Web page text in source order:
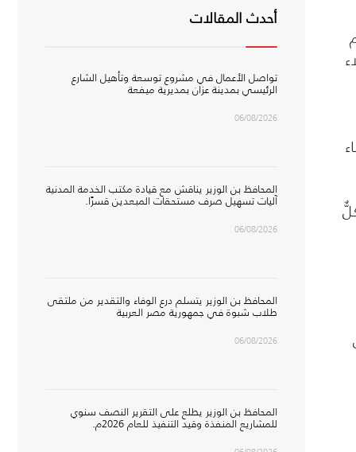
أحدث المقالات
تواصل الأعمال في مشروع توسعة وتأهيل الشارع
الرئيسي بمدينة عزان بمديرية ميفعة
06/08/2026
المحافظ بن الوزير يناقش مع قيادة مكتب الخدمة المدنية
آليات تسهيل صرف مستحقات المبعدين قسرًا.
06/08/2026
المحافظ بن الوزير يتسلم درع الوفاء والتقدير من ملتقى
طلاب شبوة في جمهورية مصر العربية
06/08/2026
المحافظ بن الوزير يطلع على التقرير النصف سنوي
للمشاريع المنفذة وقيد التنفيذ للعام 2026م.